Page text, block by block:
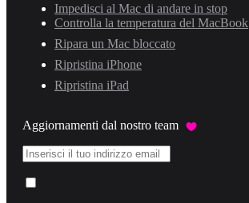
Impedisci al Mac di andare in stop
Controlla la temperatura del MacBook
Ripara un Mac bloccato
Ripristina iPhone
Ripristina iPad
Aggiornamenti dal nostro team